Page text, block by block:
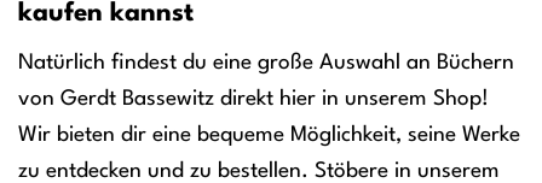
kaufen kannst
Natürlich findest du eine große Auswahl an Büchern
von Gerdt Bassewitz direkt hier in unserem Shop!
Wir bieten dir eine bequeme Möglichkeit, seine Werke
zu entdecken und zu bestellen. Stöbere in unserem